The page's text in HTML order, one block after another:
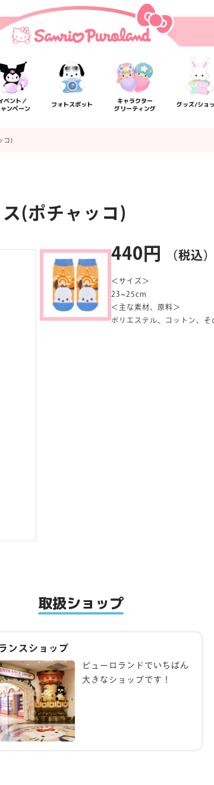
ベント／
ンペーン
フォトスポット
キャラクター
グリーティング
グッズ/ショ
よくあるご質問
コ)
(ポチャッコ)
440円 （税込
＜サイズ＞
23~25cm
＜主な素材、原料＞
ポリエステル、コットン、そ
取扱ショップ
ンスショップ
ピューロランドでいちばん
大きなショップです！